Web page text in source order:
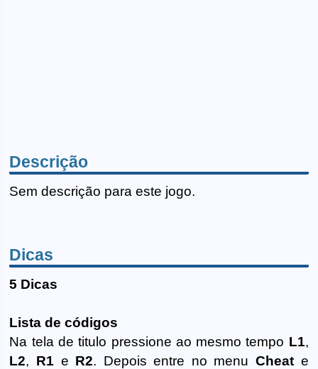
Descrição
Sem descrição para este jogo.
Dicas
5 Dicas
Lista de códigos
Na tela de titulo pressione ao mesmo tempo L1,
L2, R1 e R2. Depois entre no menuCheat e